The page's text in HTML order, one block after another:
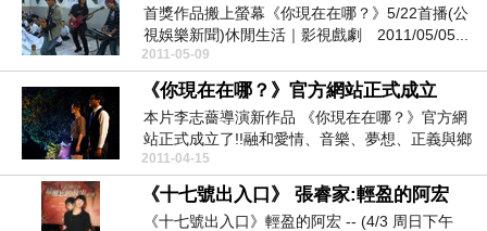
首獎作品搬上螢幕《你現在在哪？》5/22首播(公
視娛樂新聞)休閒生活｜影視戲劇 2011/05/05...
2011-05-09
《你現在在哪？》官方網站正式成立
本片李志薔導演新作品 《你現在在哪？》官方網
站正式成立了!!融和愛情、音樂、夢想、正義與鄉
愁的呼求....
2011-04-15
《十七號出入口》 張睿家:輕盈的阿宏
《十七號出入口》輕盈的阿宏 -- (4/3 周日下午